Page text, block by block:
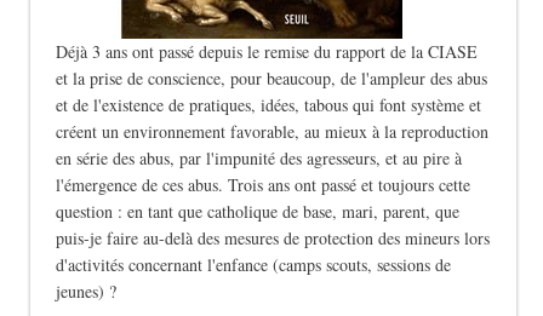
Déjà 3 ans ont passé depuis le remise du rapport de la CIASE
et la prise de conscience, pour beaucoup, de l'ampleur des abus
et de l'existence de pratiques, idées, tabous qui font système et
créent un environnement favorable, au mieux à la reproduction
en série des abus, par l'impunité des agresseurs, et au pire à
l'émergence de ces abus. Trois ans ont passé et toujours cette
question : en tant que catholique de base, mari, parent, que
puis-je faire au-delà des mesures de protection des mineurs lors
d'activités concernant l'enfance (camps scouts, sessions de
jeunes) ?